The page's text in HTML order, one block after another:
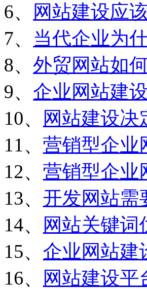
6、
网站建设应
7、 当代企业为
8、 外贸网站如
9、 企业网站建
10、
网站建设
11、 营销型企业
12、 营销型企业
13、 开发网站需
14、
网站关键词
15、 企业网站建
16、
网站建设平